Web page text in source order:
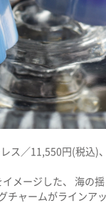
ス／11,550円(税込)
メージした、 海の
ャームがラインアッ